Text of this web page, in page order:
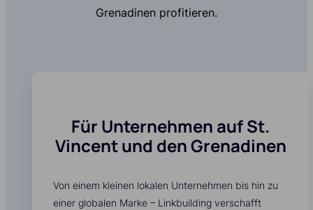
Grenadinen profitieren.
Für Unternehmen auf St.
Vincent und den Grenadinen
Von einem kleinen lokalen Unternehmen bis hin zu
einer globalen Marke – Linkbuilding verschafft